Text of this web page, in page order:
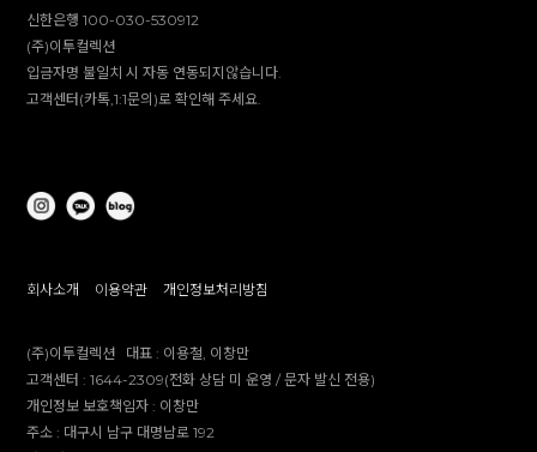
신한은행 100-030-530912
(주)이투컬렉션
입금자명 불일치 시 자동 연동되지않습니다.
고객센터(카톡,1:1문의)로 확인해 주세요.
회사소개 이용약관 개인정보처리방침
(주)이투컬렉션 대표 : 이용철, 이창만
고객센터 :1644-2309(전화 상담 미 운영 / 문자 발신 전용)
개인정보 보호책임자 : 이창만
주소 : 대구시 남구 대명남로 192